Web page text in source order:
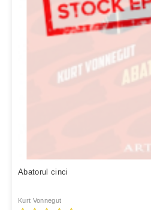
Abatorul cinci
Kurt Vonnegut